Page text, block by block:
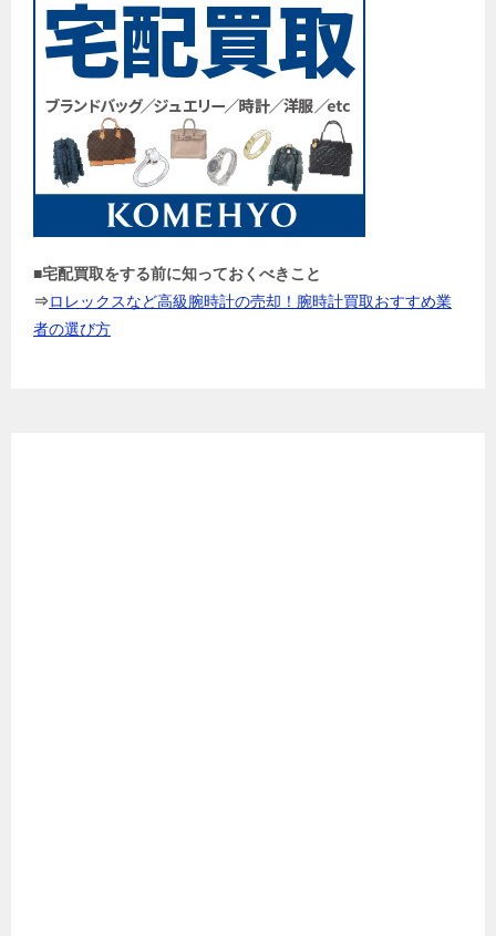
■宅配買取をする前に知っておくべきこと
⇒ロレックスなど高級腕時計の売却！腕時計買取おすすめ業
者の選び方